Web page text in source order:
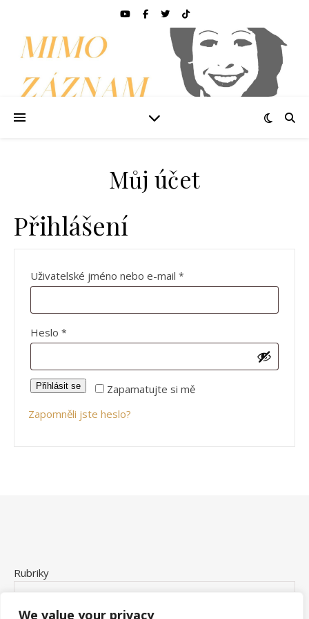
We value your privacy
Můj účet
Přihlášení
Uživatelské jméno nebo e-mail *
Heslo *
Zapamatujte si mě
Přihlásit se
Zapomněli jste heslo?
Rubriky